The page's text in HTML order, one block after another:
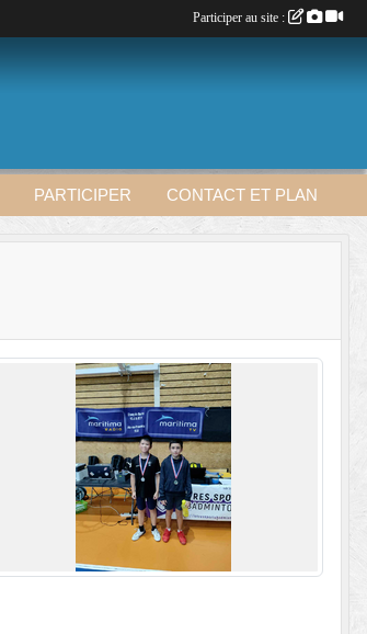
PARTICIPER CONTACT ET PLAN
Participer au site :